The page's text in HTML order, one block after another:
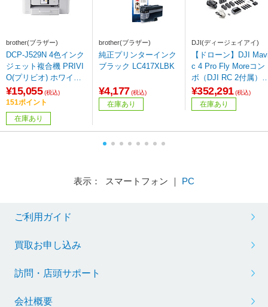
brother(ブラザー)
DCP-J529N 4色インク
ジェット複合機 PRIVI
O(プリビオ) ホワイト
［L判～A4］
¥15,055 (税込)
151ポイント
在庫あり
brother(ブラザー)
純正プリンターインク
ブラック LC417XLBK
¥4,177 (税込)
在庫あり
DJI(ディージェイアイ)
【ドローン】DJI
c 4 Pro Fly Moreコン
ボ（DJI RC 2付属） W
AM004 ［Wi-Fi対応］
¥352,291 (税込)
在庫あり
表示： スマートフォン ｜ PC
ご利用ガイド
買取お申し込み
訪問・店頭サポート
会社概要